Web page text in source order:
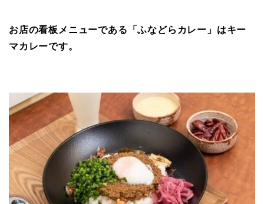
お店の看板メニューである「ふなどらカレー」はキー
マカレーです。